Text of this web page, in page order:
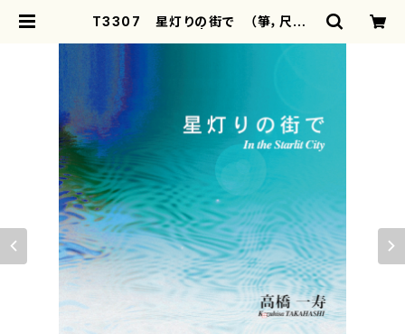
T3307 星灯りの街で （箏，尺八/